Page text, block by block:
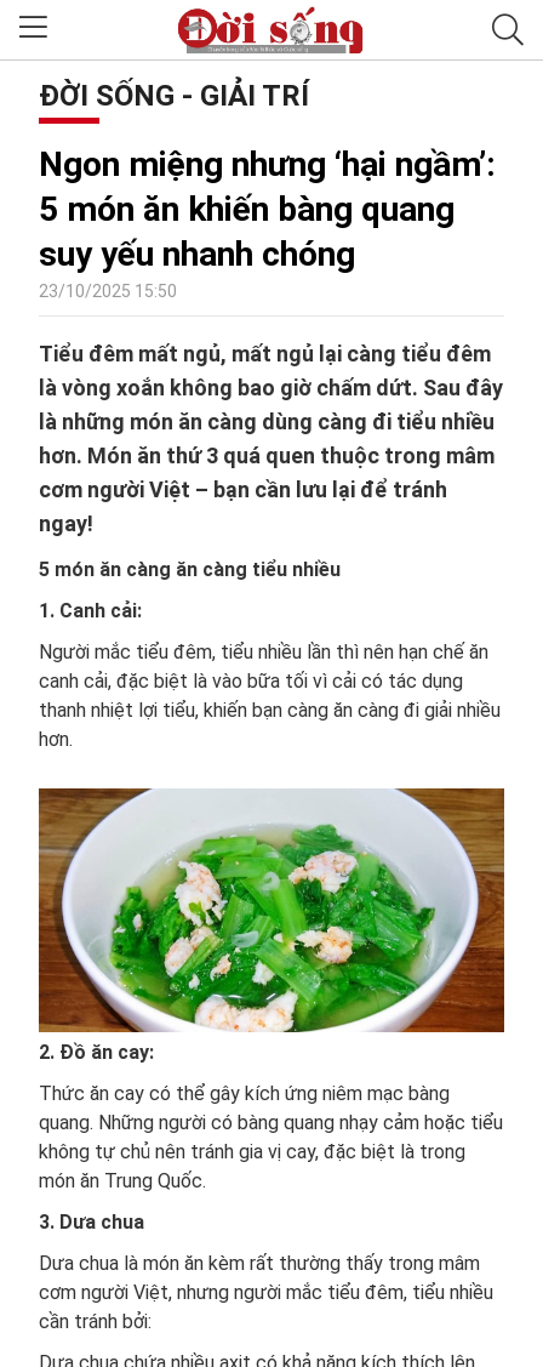
ĐỜI SỐNG - GIẢI TRÍ
Ngon miệng nhưng ‘hại ngầm’:
5 món ăn khiến bàng quang
suy yếu nhanh chóng
23/10/2025 15:50
Tiểu đêm mất ngủ, mất ngủ lại càng tiểu đêm
là vòng xoắn không bao giờ chấm dứt. Sau đây
là những món ăn càng dùng càng đi tiểu nhiều
hơn. Món ăn thứ 3 quá quen thuộc trong mâm
cơm người Việt – bạn cần lưu lại để tránh
ngay!
5 món ăn càng ăn càng tiểu nhiều
1. Canh cải:
Người mắc tiểu đêm, tiểu nhiều lần thì nên hạn chế ăn
canh cải, đặc biệt là vào bữa tối vì cải có tác dụng
thanh nhiệt lợi tiểu, khiến bạn càng ăn càng đi giải nhiều
hơn.
2. Đồ ăn cay:
Thức ăn cay có thể gây kích ứng niêm mạc bàng
quang. Những người có bàng quang nhạy cảm hoặc tiểu
không tự chủ nên tránh gia vị cay, đặc biệt là trong
món ăn Trung Quốc.
3. Dưa chua
Dưa chua là món ăn kèm rất thường thấy trong mâm
cơm người Việt, nhưng người mắc tiểu đêm, tiểu nhiều
cần tránh bởi: